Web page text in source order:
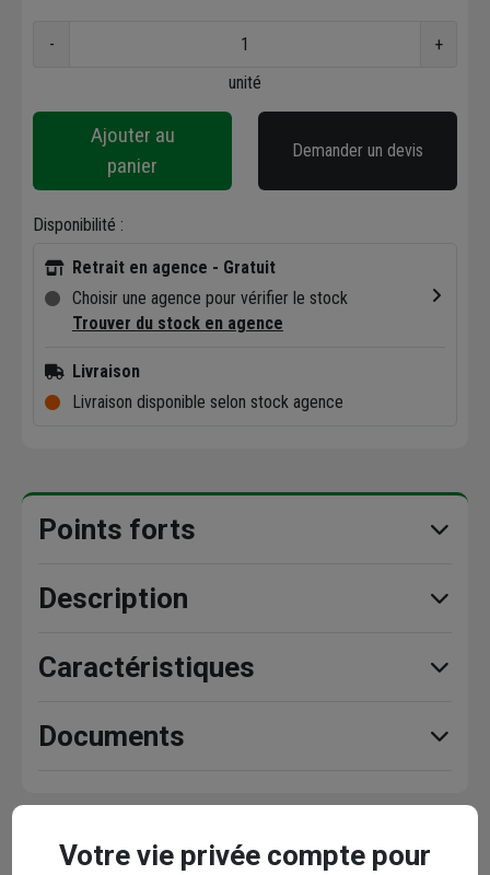
-
+
unité
Ajouter au
panier
Demander un devis
Disponibilité :
Retrait en agence - Gratuit
Choisir une agence pour vérifier le stock
Trouver du stock en agence
Livraison
Livraison disponible selon stock agence
Points forts
Description
Caractéristiques
Documents
En complément
Votre vie privée compte pour